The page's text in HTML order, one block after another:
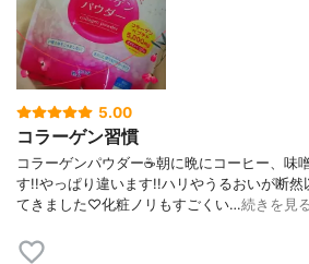
5.00
コラーゲン習慣
コラーゲンパウダー☕朝に晩にコーヒー、味
す!!やっぱり違います!!ハリやうるおいが断然
てきました♡化粧ノリもすごくい…続きを見